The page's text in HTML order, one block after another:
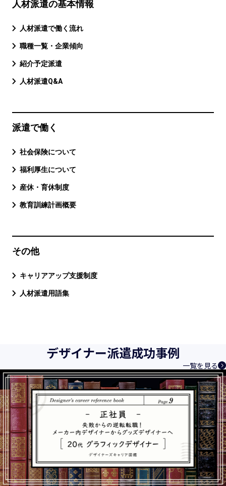
人材派遣の基本情報
人材派遣で働く流れ
職種一覧・企業傾向
紹介予定派遣
人材派遣Q&A
派遣で働く
社会保険について
福利厚生について
産休・育休制度
教育訓練計画概要
その他
キャリアアップ支援制度
人材派遣用語集
デザイナー派遣成功事例
一覧を見る